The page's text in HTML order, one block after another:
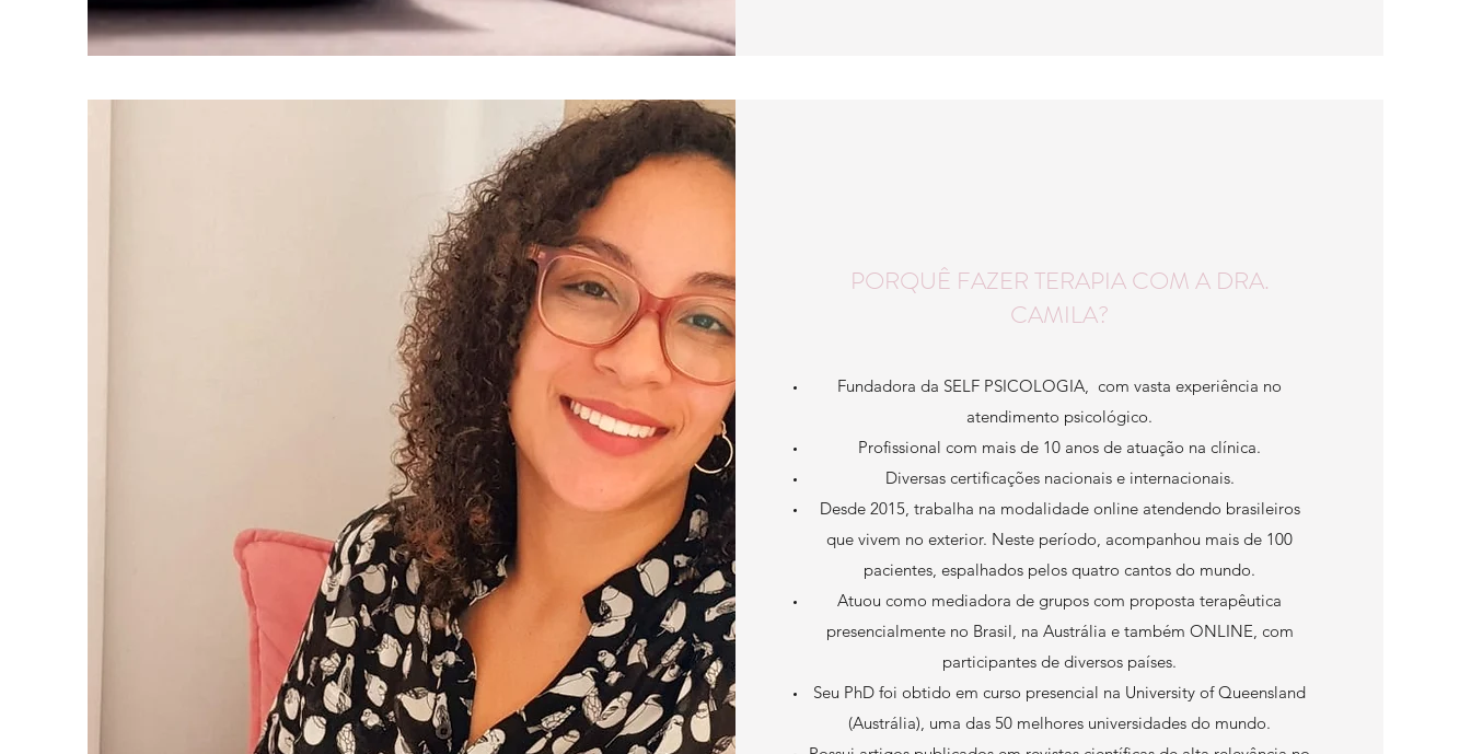
PORQUÊ FAZER TERAPIA COM A DRA.
CAMILA?
Fundadora da SELF PSICOLOGIA, com vasta experiência no
atendimento psicológico.
Profissional com mais de 10 anos de atuação na clínica.
Diversas certificações nacionais e internacionais.
Desde 2015, trabalha na modalidade online atendendo brasileiros
que vivem no exterior. Neste período, acompanhou mais de 100
pacientes, espalhados pelos quatro cantos do mundo.
Atuou como mediadora de grupos com proposta terapêutica
presencialmente no Brasil, na Austrália e também ONLINE, com
participantes de diversos países.
Seu PhD foi obtido em curso presencial na University of Queensland
(Austrália), uma das 50 melhores universidades do mundo.